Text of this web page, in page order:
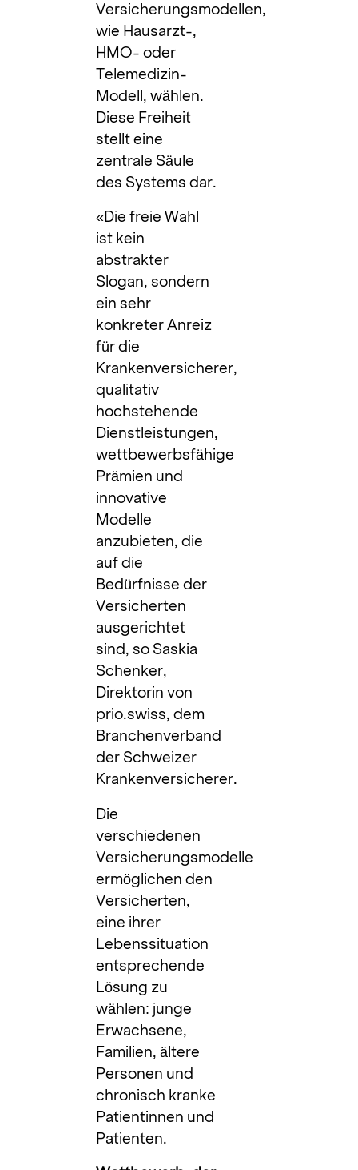
Versicherungsmodellen,
wie Hausarzt-,
HMO- oder
Telemedizin-
Modell, wählen.
Diese Freiheit
stellt eine
zentrale Säule
des Systems dar.
«Die freie Wahl
ist kein
abstrakter
Slogan, sondern
ein sehr
konkreter Anreiz
für die
Krankenversicherer,
qualitativ
hochstehende
Dienstleistungen,
wettbewerbsfähige
Prämien und
innovative
Modelle
anzubieten, die
auf die
Bedürfnisse der
Versicherten
ausgerichtet
sind, so Saskia
Schenker,
Direktorin von
prio.swiss, dem
Branchenverband
der Schweizer
Krankenversicherer.
Die
verschiedenen
Versicherungsmodelle
ermöglichen den
Versicherten,
eine ihrer
Lebenssituation
entsprechende
Lösung zu
wählen: junge
Erwachsene,
Familien, ältere
Personen und
chronisch kranke
Patientinnen und
Patienten.